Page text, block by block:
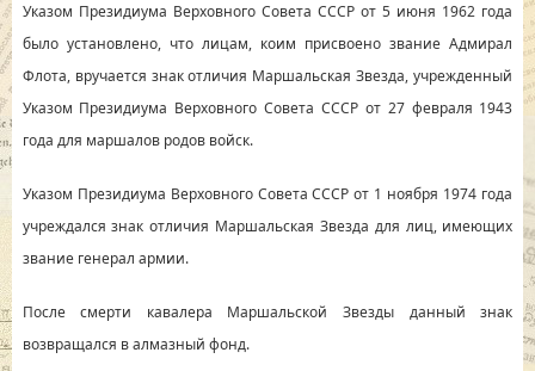
Указом Президиума Верховного Совета СССР от 5 июня 1962 года
было установлено, что лицам, коим присвоено звание Адмирал
Флота, вручается знак отличия Маршальская Звезда, учрежденный
Указом Президиума Верховного Совета СССР от 27 февраля 1943
года для маршалов родов войск.
Указом Президиума Верховного Совета СССР от 1 ноября 1974 года
учреждался знак отличия Маршальская Звезда для лиц, имеющих
звание генерал армии.
После смерти кавалера Маршальской Звезды данный знак
возвращался в алмазный фонд.